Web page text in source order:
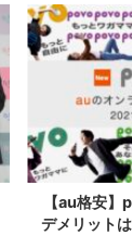
【新料金プ
の1年無料